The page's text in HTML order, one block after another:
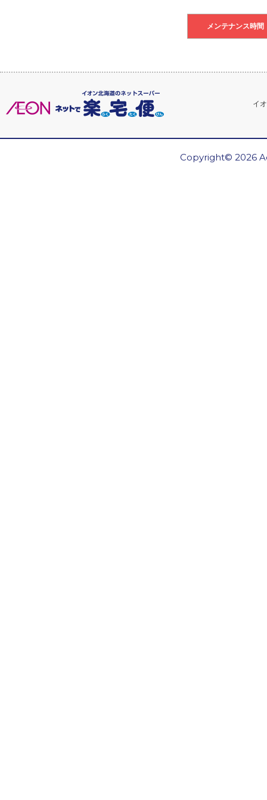
メンテナンス時間
イ
Copyright© 2026